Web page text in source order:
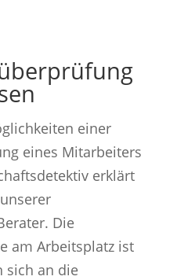
einer
eines Mitarbeiters
erklärt
Die
am Arbeitsplatz ist
sich an die